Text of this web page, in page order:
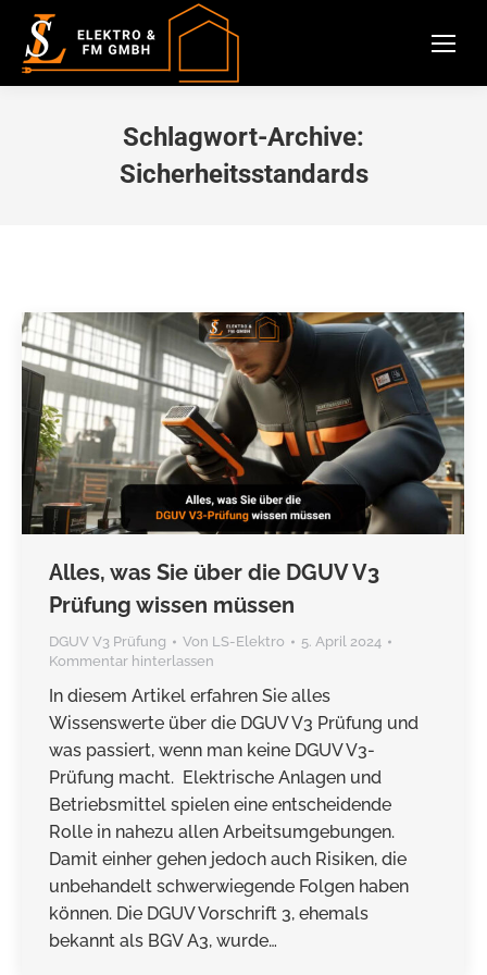
Schlagwort-Archive:
Sicherheitsstandards
Alles, was Sie über die DGUV V3
Prüfung wissen müssen
DGUV V3 Prüfung Von LS-Elektro
5. April 2024
Kommentar hinterlassen
In diesem Artikel erfahren Sie alles
Wissenswerte über die DGUV V3 Prüfung und
was passiert, wenn man keine DGUV V3-
Prüfung macht. Elektrische Anlagen und
Betriebsmittel spielen eine entscheidende
Rolle in nahezu allen Arbeitsumgebungen.
Damit einher gehen jedoch auch Risiken, die
unbehandelt schwerwiegende Folgen haben
können. Die DGUV Vorschrift 3, ehemals
bekannt als BGV A3, wurde…